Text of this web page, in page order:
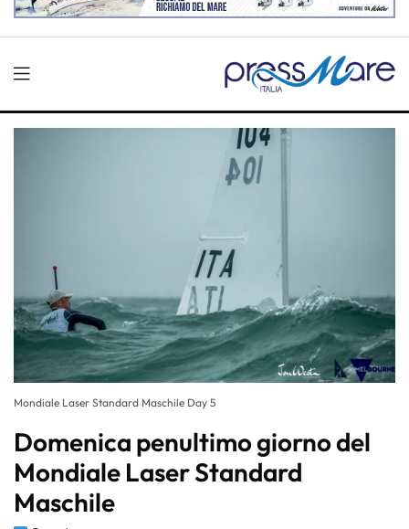
Mondiale Laser Standard Maschile Day 5
Domenica penultimo giorno del
Mondiale Laser Standard
Maschile